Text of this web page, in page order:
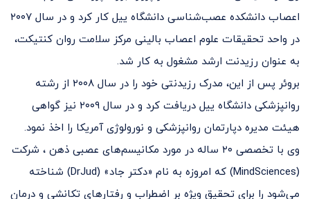
اعصاب دانشکده عصب‌شناسی دانشگاه ییل کار کرد و در سال ۲۰۰۷
در واحد تحقیقات علوم اعصاب بالینی مرکز سلامت روان کنتیکت،
به عنوان رزیدنت ارشد مشغول به کار شد.
بروئر پس از این، مدرک رزیدنتی خود را در سال ۲۰۰۸ از رشته
روانپزشکی دانشگاه ییل دریافت کرد و در سال ۲۰۰۹ نیز گواهی
هیئت مدیره دپارتمان روانپزشکی و نورولوژی آمریکا را اخذ نمود.
وی با تخصصی ۲۰ ساله در مورد مکانیسم‌های عصبی ذهن ، شرکت
(MindSciences) که امروزه به نام «دکتر جاد» (DrJud) شناخته
می‌شود را برای تحقیق ویژه بر اضطراب و رفتارهای تکانشی و درمان